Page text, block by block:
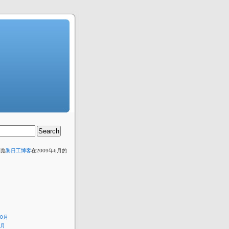
黎日工博客在2009年6月的
月